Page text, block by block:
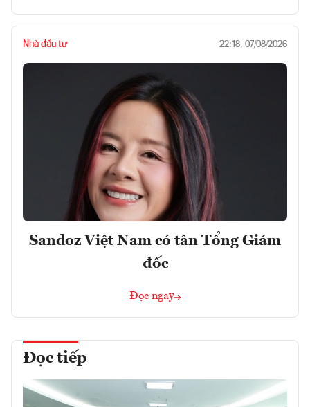
Nhà đầu tư 22:18, 07/08/2026
Sandoz Việt Nam có tân Tổng Giám
đốc
Đọc ngay
Đọc tiếp